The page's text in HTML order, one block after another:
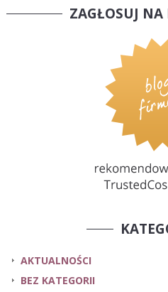
ZAGŁOSUJ
AKTUALNOŚCI
BEZ KATEGORII